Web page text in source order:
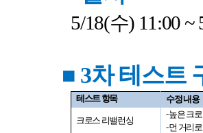
5/18(수) 11:00 ~
■ 3차 테스트
테스트 항목 수정 내용
크로스 리밸런싱
-높은 크
-먼 거리